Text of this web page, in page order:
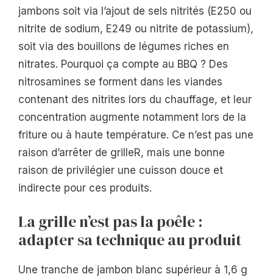
jambons soit via l’ajout de sels nitrités (E250 ou
nitrite de sodium, E249 ou nitrite de potassium),
soit via des bouillons de légumes riches en
nitrates. Pourquoi ça compte au BBQ ? Des
nitrosamines se forment dans les viandes
contenant des nitrites lors du chauffage, et leur
concentration augmente notamment lors de la
friture ou à haute température. Ce n’est pas une
raison d’arrêter de grilleR, mais une bonne
raison de privilégier une cuisson douce et
indirecte pour ces produits.
La grille n’est pas la poêle :
adapter sa technique au produit
Une tranche de jambon blanc supérieur à 1,6 g